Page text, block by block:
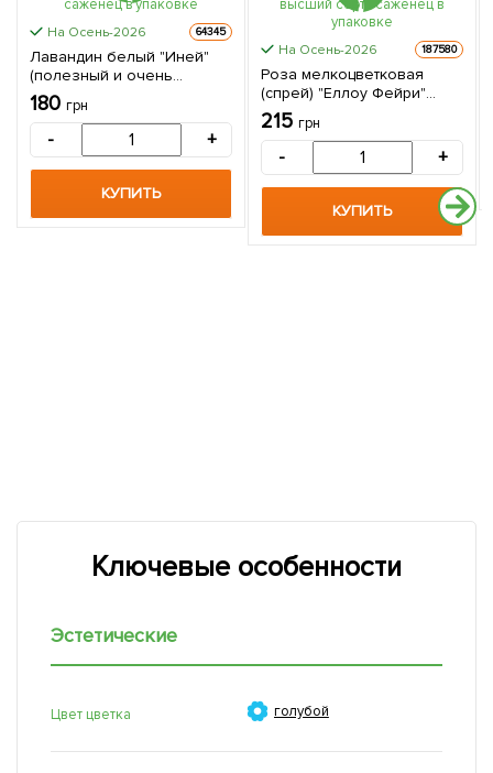
На Осень-2026 64345
Лавандин белый "Иней"
(полезный и очень
ароматный сорт) вазон Р9
1 саженец в упаковке
180 грн
- +
КУПИТЬ
На Осень-2026 187580
Роза мелкоцветковая
(спрей) "Еллоу Фейри"
(Yellow Fairу) (саженец
класса АА+) высший сорт 1
саженец в упаковке
215 грн
- +
КУПИТЬ
Ключевые особенности
Эстетические
Цвет цветка  голубой